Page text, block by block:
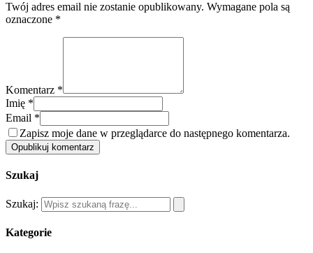
Twój adres email nie zostanie opublikowany. Wymagane pola są
oznaczone *
Komentarz *
Imię *
Email *
Zapisz moje dane w przeglądarce do następnego komentarza.
Opublikuj komentarz
Szukaj
Szukaj:
Kategorie